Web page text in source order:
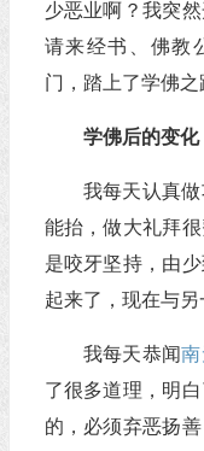
少恶业啊？我突
请来经书、佛教
门，踏上了学佛
学佛后的变化
我每天认真
能抬，做大礼拜
是咬牙坚持，由
起来了，现在与另
我每天恭闻南
了很多道理，明
的，必须弃恶扬